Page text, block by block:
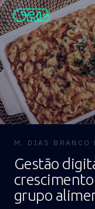
Cases
M. DIAS BRANCO
Gestão
grupo